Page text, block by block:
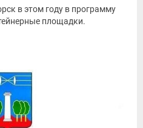
в этом году в программу
площадки.